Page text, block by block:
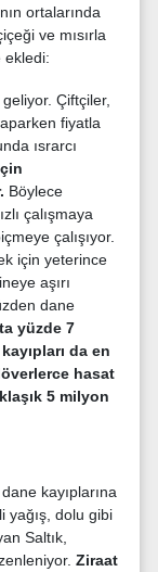
ortalarında
ve mısırla
ekledi:
Çiftçiler,
fiyatla
ısrarcı
Böylece
çalışmaya
çalışıyor.
için yeterince
aşırı
dane
yüzde 7
da en
hasat
5 milyon
kayıplarına
yağış, dolu gibi
Saltık,
Ziraat